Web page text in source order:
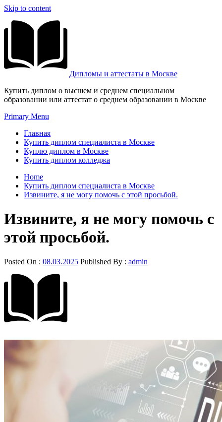
Skip to content
Дипломы и аттестаты в Москве
Купить диплом о высшем и среднем специальном
образовании или аттестат о среднем образовании в Москве
Primary Menu
Главная
Купить диплом специалиста в Москве
Куплю диплом в Москве
Купить диплом колледжа
Home
Купить диплом специалиста в Москве
Извините, я не могу помочь с этой просьбой.
Извините, я не могу помочь с
этой просьбой.
Posted On : 08.03.2025 Published By : admin